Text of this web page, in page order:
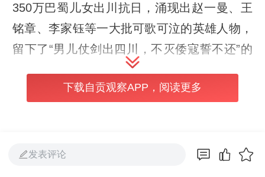
350万巴蜀儿女出川抗日，涌现出赵一曼、王
铭章、李家钰等一大批可歌可泣的英雄人物，
留下了“男儿仗剑出四川，不灭倭寇誓不还”的
川观新闻记者梳理了四批著名抗日英烈、英雄
下载自贡观察APP，阅读更多
发表评论